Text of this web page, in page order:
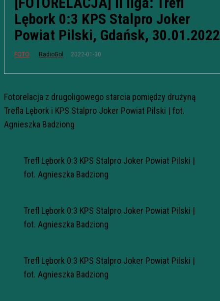
Lębork 0:3 KPS Stalpro Joker
Powiat Pilski, Gdańsk, 30.01.2022
FOTO RadioGol 2022-01-30
Fotorelacja z drugoligowego starcia pomiędzy drużyną
Trefla Lębork i KPS Stalpro Joker Powiat Pilski | fot.
Agnieszka Badziong
Trefl Lębork 0:3 KPS Stalpro Joker Powiat Pilski |
fot. Agnieszka Badziong
Trefl Lębork 0:3 KPS Stalpro Joker Powiat Pilski |
fot. Agnieszka Badziong
Trefl Lębork 0:3 KPS Stalpro Joker Powiat Pilski |
fot. Agnieszka Badziong